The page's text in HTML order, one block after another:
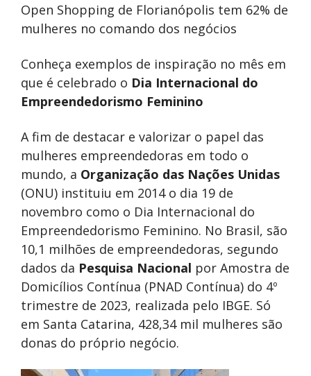
Open Shopping de Florianópolis tem 62% de
mulheres no comando dos negócios
Conheça exemplos de inspiração no mês em
que é celebrado o Dia Internacional do
Empreendedorismo Feminino
A fim de destacar e valorizar o papel das
mulheres empreendedoras em todo o
mundo, a Organização das Nações Unidas
(ONU) instituiu em 2014 o dia 19 de
novembro como o Dia Internacional do
Empreendedorismo Feminino. No Brasil, são
10,1 milhões de empreendedoras, segundo
dados da Pesquisa Nacional por Amostra de
Domicílios Contínua (PNAD Contínua) do 4º
trimestre de 2023, realizada pelo IBGE. Só
em Santa Catarina, 428,34 mil mulheres são
donas do próprio negócio.